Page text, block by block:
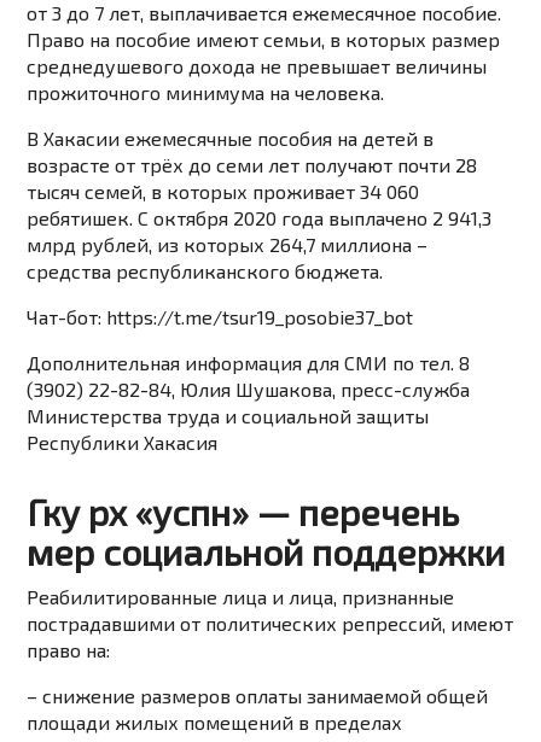
от 3 до 7 лет, выплачивается ежемесячное пособие.
Право на пособие имеют семьи, в которых размер
среднедушевого дохода не превышает величины
прожиточного минимума на человека.
В Хакасии ежемесячные пособия на детей в
возрасте от трёх до семи лет получают почти 28
тысяч семей, в которых проживает 34 060
ребятишек. С октября 2020 года выплачено 2 941,3
млрд рублей, из которых 264,7 миллиона –
средства республиканского бюджета.
Чат-бот: https://t.me/tsur19_posobie37_bot
Дополнительная информация для СМИ по тел. 8
(3902) 22-82-84, Юлия Шушакова, пресс-служба
Министерства труда и социальной защиты
Республики Хакасия
Гку рх «успн» — перечень
мер социальной поддержки
Реабилитированные лица и лица, признанные
пострадавшими от политических репрессий, имеют
право на:
– снижение размеров оплаты занимаемой общей
площади жилых помещений в пределах